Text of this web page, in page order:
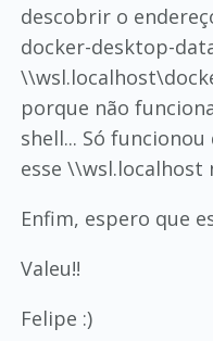
descobrir o
docker-desktop-
porque não
shell... Só
esse \\wsl.localhost
Enfim, espero que
Valeu!!
Felipe :)